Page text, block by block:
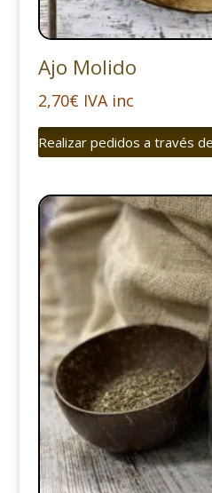
Ajo Molido
2,70€ IVA inc
Realizar pedidos a través